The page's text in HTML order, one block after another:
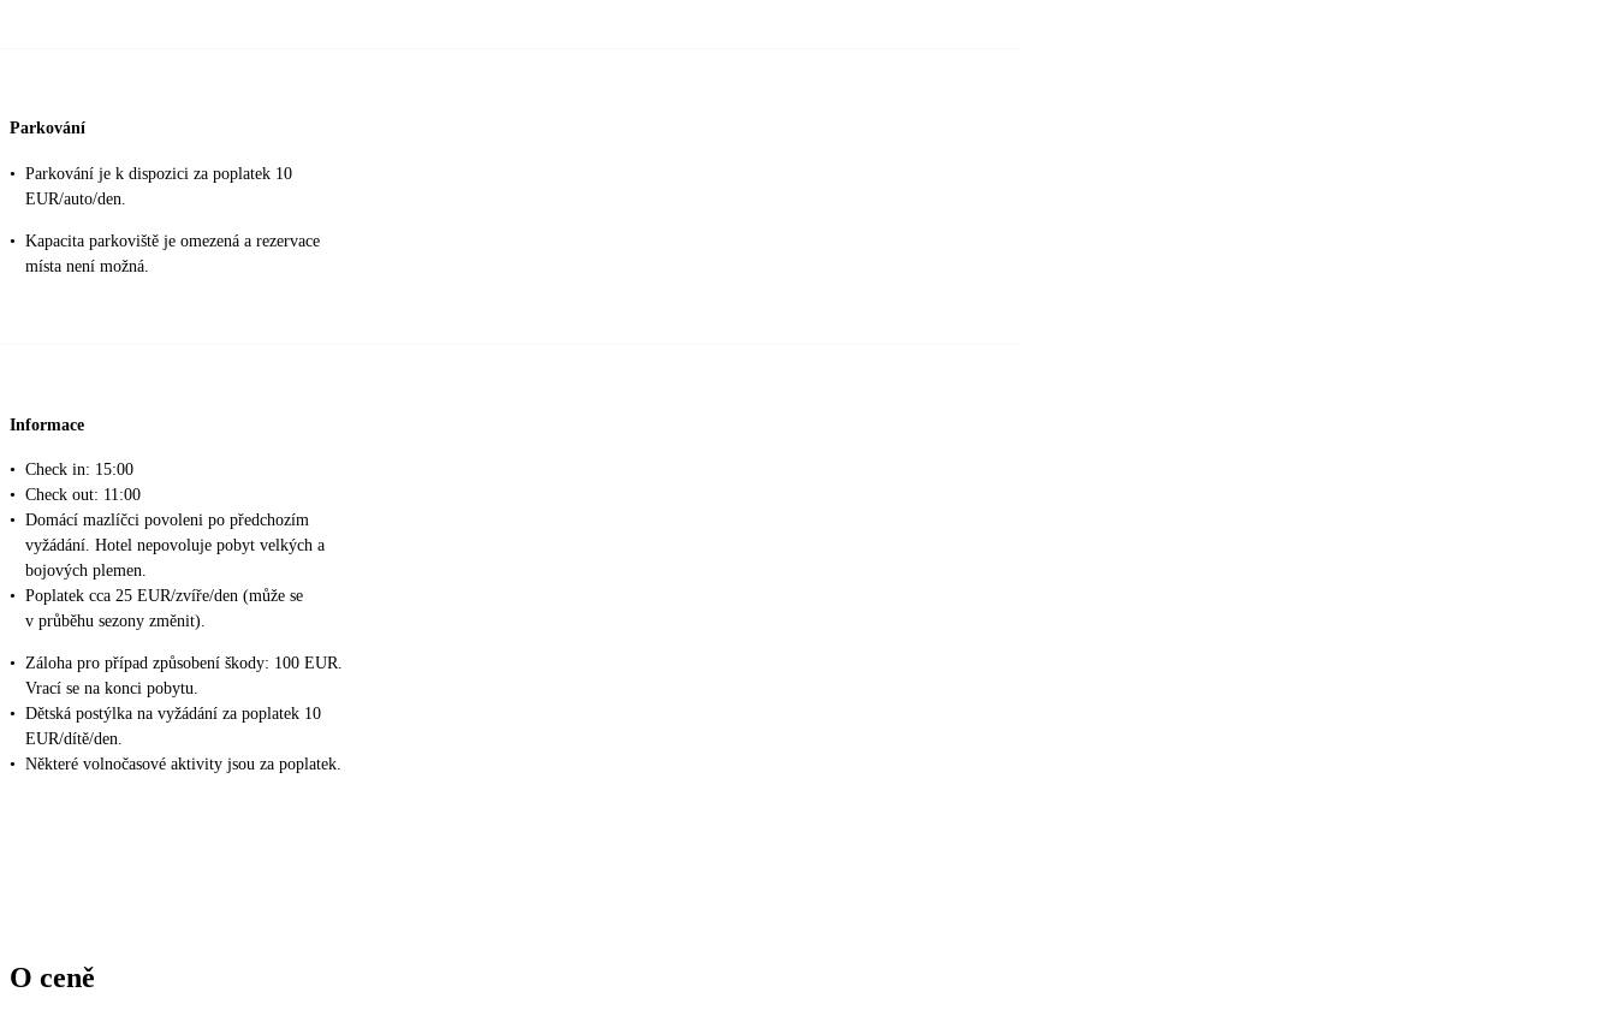
Parkování
• Parkování je k dispozici za poplatek 10
EUR/auto/den.
• Kapacita parkoviště je omezená a rezervace
místa není možná.
Informace
• Check in: 15:00
• Check out: 11:00
• Domácí mazlíčci povoleni po předchozím
vyžádání. Hotel nepovoluje pobyt velkých a
bojových plemen.
• Poplatek cca 25 EUR/zvíře/den (může se
v průběhu sezony změnit).
• Záloha pro případ způsobení škody: 100 EUR.
Vrací se na konci pobytu.
• Dětská postýlka na vyžádání za poplatek 10
EUR/dítě/den.
• Některé volnočasové aktivity jsou za poplatek.
O ceně